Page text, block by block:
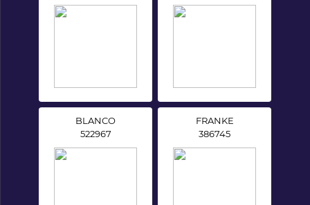
BLANCO
522967
FRANKE
386745